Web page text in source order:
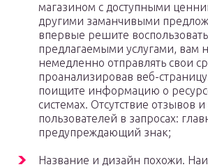
магазином с доступными
другими заманчивыми
впервые решите
предлагаемыми услугами, вам
немедленно отправлять свои
проанализировав веб-
поищите информацию о
системах. Отсутствие отзывов
пользователей в запросах:
предупреждающий знак;
Название и дизайн похожи.